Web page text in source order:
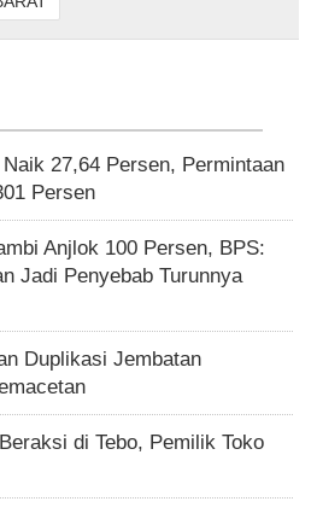
27,64 Persen, Permintaan
Persen
Anjlok 100 Persen, BPS:
Jadi Penyebab Turunnya
Duplikasi Jembatan
di Tebo, Pemilik Toko